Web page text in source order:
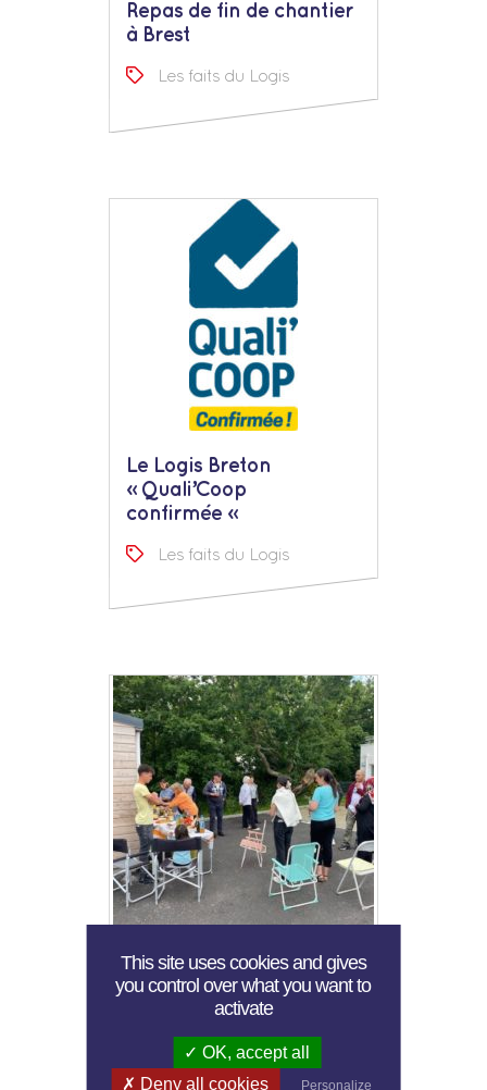
Repas de fin de chantier
à Brest
Les faits du Logis
Le Logis Breton
« Quali’Coop
confirmée »
Les faits du Logis
Succès de la Fête des
Voisins !
This site uses cookies and gives
you control over what you want to
activate
OK, accept all
Deny all cookies
Personalize